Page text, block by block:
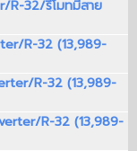
R-32/รีโมทมีสาย
R-32 (13,989-
R-32 (13,989-
R-32 (13,989-